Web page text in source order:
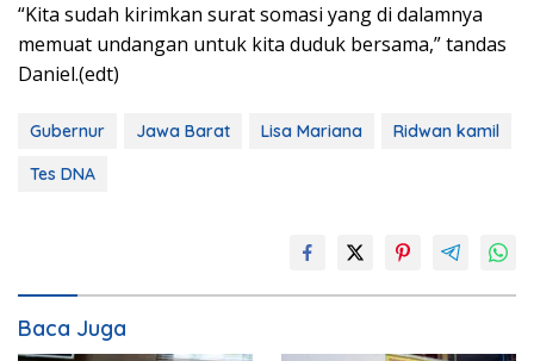
“Kita sudah kirimkan surat somasi yang di dalamnya
memuat undangan untuk kita duduk bersama,” tandas
Daniel.(edt)
Gubernur Jawa Barat Lisa Mariana
Ridwan kamil
Tes DNA
Baca Juga